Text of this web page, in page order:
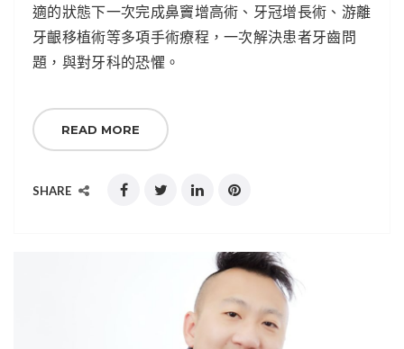
適的狀態下一次完成鼻竇增高術、牙冠增長術、游離
牙齦移植術等多項手術療程，一次解決患者牙齒問
題，與對牙科的恐懼。
READ MORE
SHARE